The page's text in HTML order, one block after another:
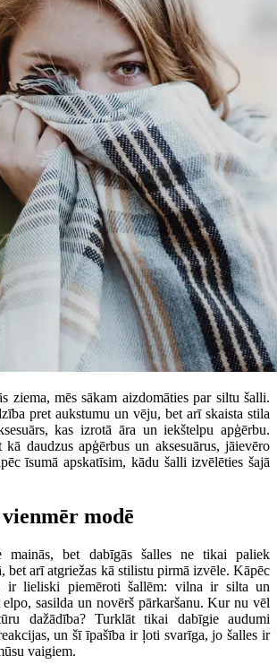
ziema, mēs sākam aizdomāties par siltu šalli.
pret aukstumu un vēju, bet arī skaista stila
kas izrotā āra un iekštelpu apģērbu.
daudzus apģērbus un aksesuārus, jāievēro
īsumā apskatīsim, kādu šalli izvēlēties šajā
modē
mainās, bet dabīgās šalles ne tikai paliek
bet arī atgriežas kā stilistu pirmā izvēle. Kāpēc
ir lieliski piemēroti šallēm: vilna ir silta un
sasilda un novērš pārkaršanu. Kur nu vēl
dažādība? Turklāt tikai dabīgie audumi
un šī īpašība ir ļoti svarīga, jo šalles ir
vaigiem.